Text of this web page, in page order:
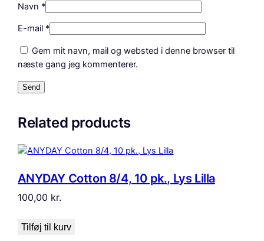
Navn *
E-mail *
Gem mit navn, mail og websted i denne browser til
næste gang jeg kommenterer.
Related products
ANYDAY Cotton 8/4, 10 pk., Lys Lilla
100,00 kr.
Tilføj til kurv